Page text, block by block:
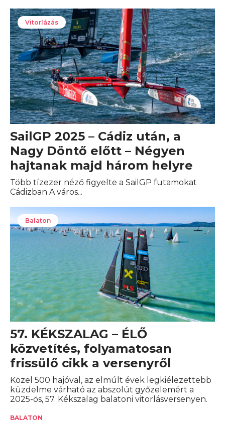
Vitorlázás
SailGP 2025 – Cádiz után, a
Nagy Döntő előtt – Négyen
hajtanak majd három helyre
Több tízezer néző figyelte a SailGP futamokat
Cádizban A város...
Balaton
57. KÉKSZALAG – ÉLŐ
közvetítés, folyamatosan
frissülő cikk a versenyről
Közel 500 hajóval, az elmúlt évek legkiélezettebb
küzdelme várható az abszolút győzelemért a
2025-ös, 57. Kékszalag balatoni vitorlásversenyen.
BALATON